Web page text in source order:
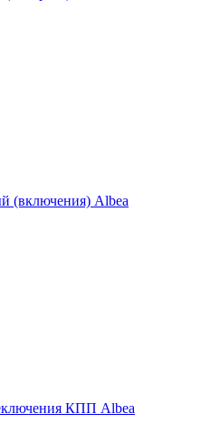
(включения) Albea
КПП Albea